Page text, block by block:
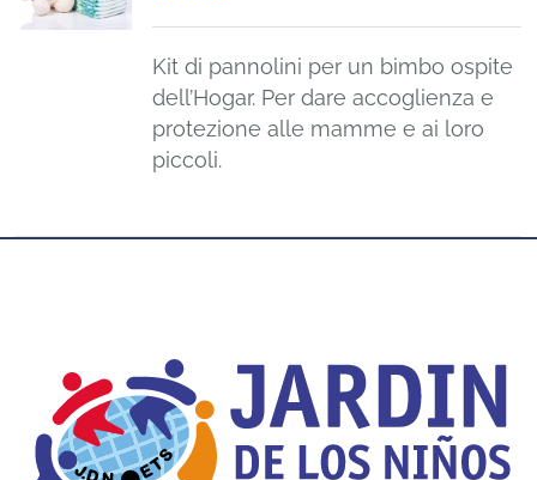
Kit di pannolini per un bimbo ospite
dell’Hogar. Per dare accoglienza e
protezione alle mamme e ai loro
piccoli.